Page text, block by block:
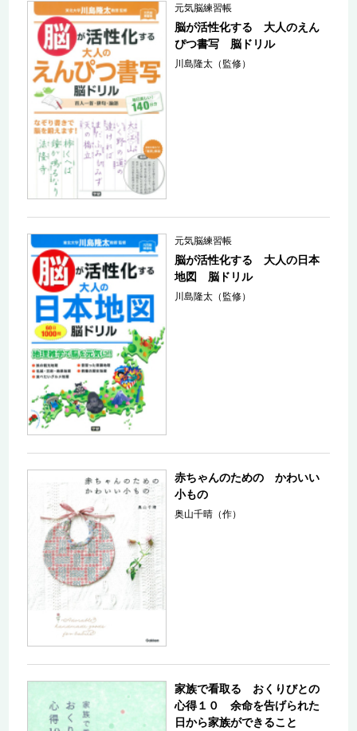
元気脳練習帳
脳が活性化する 大人のえん
ぴつ書写 脳ドリル
川島隆太（監修）
元気脳練習帳
脳が活性化する 大人の日本
地図 脳ドリル
川島隆太（監修）
赤ちゃんのための かわいい
小もの
奥山千晴（作）
家族で看取る おくりびとの
心得１０ 余命を告げられた
日から家族ができること